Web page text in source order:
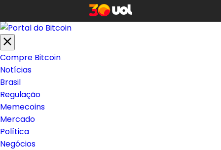
Compre Bitcoin
Notícias
Brasil
Regulação
Memecoins
Mercado
Política
Negócios